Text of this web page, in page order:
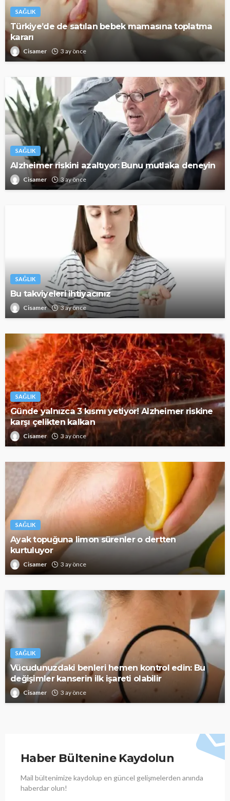
SAĞLIK
Türkiye’de de satılan bebek mamasına toplatma
kararı
Cisamer 3 ay önce
SAĞLIK
Alzheimer riskini azaltıyor: Bunu mutlaka deneyin
Cisamer 3 ay önce
SAĞLIK
Bu takviyeleri ihtiyacınız
Cisamer 3 ay önce
SAĞLIK
Günde yalnızca 3 kısmı yetiyor! Alzheimer riskine
karşı çelikten kalkan
Cisamer 3 ay önce
SAĞLIK
Ayak topuğuna limon sürenler o dertten
kurtuluyor
Cisamer 3 ay önce
SAĞLIK
Vücudunuzdaki benleri hemen kontrol edin: Bu
değişimler kanserin ilk işareti olabilir
Cisamer 3 ay önce
Haber Bültenine Kaydolun
Mail bültenimize kaydolup en güncel gelişmelerden anında
haberdar olun!